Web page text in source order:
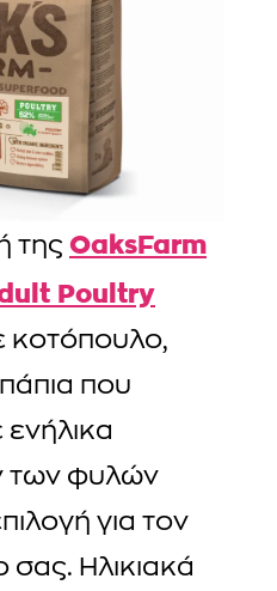
της OaksFarm
Poultry
κοτόπουλο,
που
των φυλών
για τον
Ηλικιακά